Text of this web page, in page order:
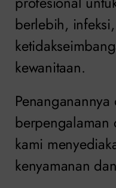
berlebih,
kewanitaan.
kami
kenyamanan